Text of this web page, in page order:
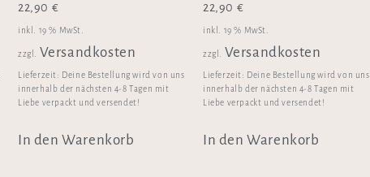
22,90 €
inkl. 19 % MwSt.
zzgl. Versandkosten
Lieferzeit: Deine Bestellung wird von uns
innerhalb der nächsten 4-8 Tagen mit
Liebe verpackt und versendet!
In den Warenkorb
22,90 €
inkl. 19 % MwSt.
zzgl. Versandkosten
Lieferzeit: Deine Bestellung wird von uns
innerhalb der nächsten 4-8 Tagen mit
Liebe verpackt und versendet!
In den Warenkorb